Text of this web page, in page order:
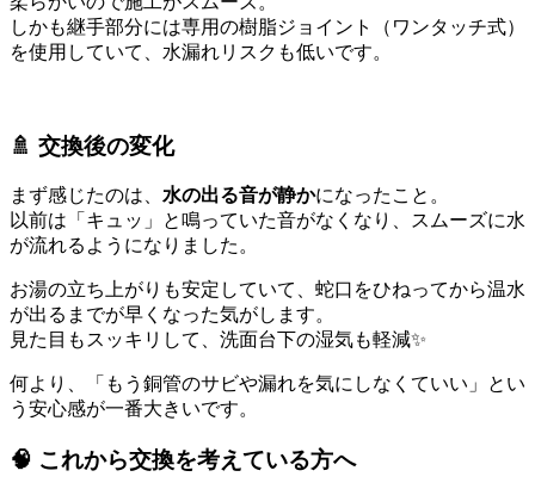
しかも継手部分には専用の樹脂ジョイント（ワンタッチ式）
を使用していて、水漏れリスクも低いです。
🚿 交換後の変化
まず感じたのは、 水の出る音が静かになったこと。
以前は「キュッ」と鳴っていた音がなくなり、スムーズに水
が流れるようになりました。
お湯の立ち上がりも安定していて、蛇口をひねってから温水
が出るまでが早くなった気がします。
見た目もスッキリして、洗面台下の湿気も軽減✨
何より、「もう銅管のサビや漏れを気にしなくていい」とい
う安心感が一番大きいです。
🧠 これから交換を考えている方へ